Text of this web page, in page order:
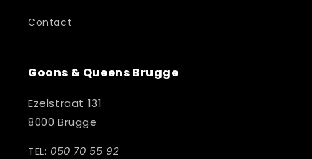
Contact
Goons & Queens Brugge
Ezelstraat 131
8000 Brugge
TEL: 050 70 55 92